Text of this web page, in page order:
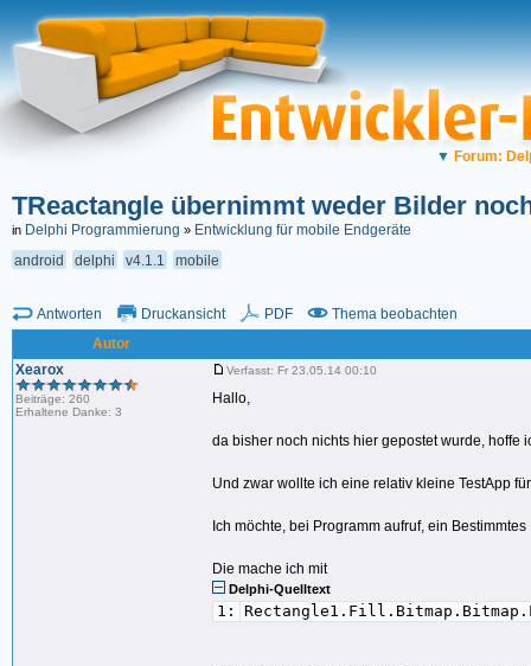
▼ Forum:
TReactangle übernimmt weder Bilder
in Delphi Programmierung » Entwicklung für mobile Endgeräte
android
delphi v4.1.1 mobile
Antworten Druckansicht PDF
Thema beobachten
Autor
Xearox
Beiträge: 260
Erhaltene Danke: 3
Verfasst: Fr 23.05.14 00:10
Hallo,
da bisher noch nichts hier gepostet wurde, hoffe
Und zwar wollte ich eine relativ kleine TestApp
Ich möchte, bei Programm aufruf, ein
Die mache ich mit
Delphi-Quelltext
1: